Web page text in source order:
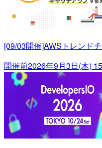
[09/03開催]AWSトレンド
開催前2026年9月3日(木)